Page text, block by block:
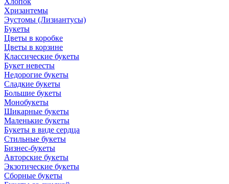
Хризантемы
Эустомы (Лизиантусы)
Букеты
Цветы в коробке
Цветы в корзине
Классические букеты
Букет невесты
Недорогие букеты
Сладкие букеты
Большие букеты
Монобукеты
Шикарные букеты
Маленькие букеты
Букеты в виде сердца
Стильные букеты
Бизнес-букеты
Авторские букеты
Экзотические букеты
Сборные букеты